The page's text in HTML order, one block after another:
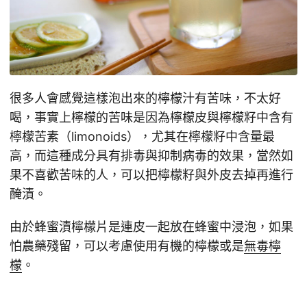
很多人會感覺這樣泡出來的檸檬汁有苦味，不太好
喝，事實上檸檬的苦味是因為檸檬皮與檸檬籽中含有
檸檬苦素（limonoids），尤其在檸檬籽中含量最
高，而這種成分具有排毒與抑制病毒的效果，當然如
果不喜歡苦味的人，可以把檸檬籽與外皮去掉再進行
醃漬。
由於蜂蜜漬檸檬片是連皮一起放在蜂蜜中浸泡，如果
怕農藥殘留，可以考慮使用有機的檸檬或是無毒檸
檬 。